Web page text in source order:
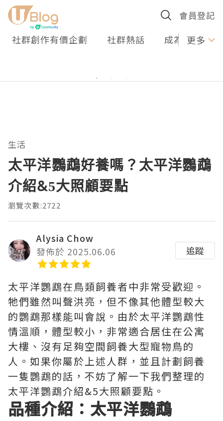
會員登記
社群創作有價企劃 社群熱話 成為U更多
生活
太平洋鸚鵡好養嗎？太平洋鸚鵡
介紹&5大照顧要點
瀏覽次數:2722
Alysia Chow
發佈於 2025.06.06
追蹤
太平洋鸚鵡在鳥類飼養者中非常受歡迎。
牠們雖然叫聲洪亮，但不像其他體型較大
的鸚鵡那樣能叫會說。由於太平洋鸚鵡性
情溫順，體型較小，非常適合居住在公寓
大樓、沒有足夠空間飼養大型寵物鳥的
人。如果你屬於上述人群，並且計劃飼養
一隻鸚鵡的話，不妨了解一下我們整理的
太平洋鸚鵡介紹&5大照顧要點。
品種介紹：太平洋鸚鵡